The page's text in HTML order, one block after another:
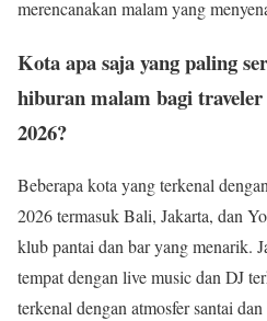
merencanakan malam yang
Kota apa saja yang paling
hiburan malam bagi
2026?
Beberapa kota yang terkenal
2026 termasuk Bali, Jakarta, dan
klub pantai dan bar yang menarik.
tempat dengan live music dan DJ
terkenal dengan atmosfer santai